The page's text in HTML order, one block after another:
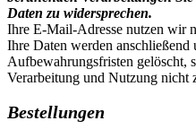
Daten zu widersprechen.
Ihre E-Mail-Adresse nutzen wir
Ihre Daten werden anschließend
Aufbewahrungsfristen gelöscht,
Verarbeitung und Nutzung nicht
Bestellungen